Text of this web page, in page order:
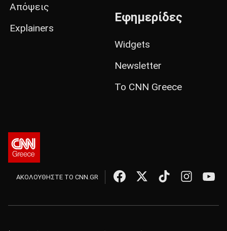
Απόψεις
Explainers
Εφημερίδες
Widgets
Newsletter
Το CNN Greece
ΑΚΟΛΟΥΘΗΣΤΕ ΤΟ CNN.GR